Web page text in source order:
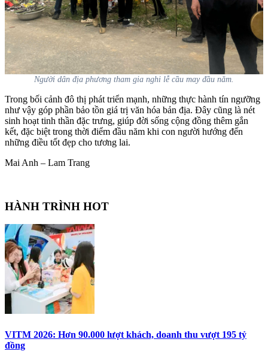
Người dân địa phương tham gia nghi lễ cầu may đầu năm.
Trong bối cảnh đô thị phát triển mạnh, những thực hành tín ngưỡng
như vậy góp phần bảo tồn giá trị văn hóa bản địa. Đây cũng là nét
sinh hoạt tinh thần đặc trưng, giúp đời sống cộng đồng thêm gắn
kết, đặc biệt trong thời điểm đầu năm khi con người hướng đến
những điều tốt đẹp cho tương lai.
Mai Anh – Lam Trang
HÀNH TRÌNH HOT
VITM 2026: Hơn 90.000 lượt khách, doanh thu vượt 195 tỷ
đồng